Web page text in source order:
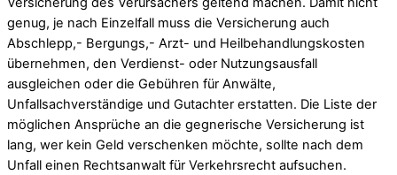
genug, je nach Einzelfall muss die Versicherung auch
Abschlepp,- Bergungs,- Arzt- und Heilbehandlungskosten
übernehmen, den Verdienst- oder Nutzungsausfall
ausgleichen oder die Gebühren für Anwälte,
Unfallsachverständige und Gutachter erstatten. Die Liste der
möglichen Ansprüche an die gegnerische Versicherung ist
lang, wer kein Geld verschenken möchte, sollte nach dem
Unfall einen Rechtsanwalt für Verkehrsrecht aufsuchen.